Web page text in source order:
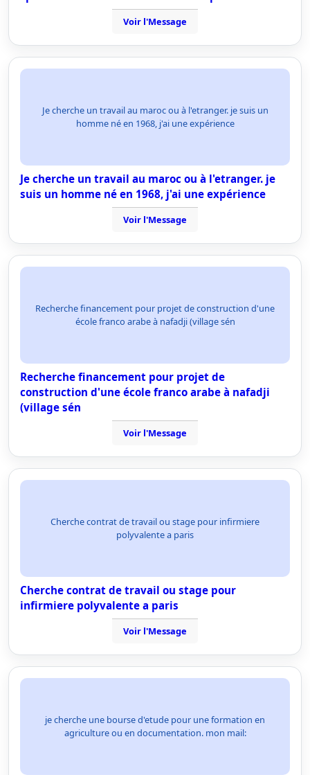
Voir l'Message
Je cherche un travail au maroc ou à l'etranger. je suis un
homme né en 1968, j'ai une expérience
Je cherche un travail au maroc ou à l'etranger. je
suis un homme né en 1968, j'ai une expérience
Voir l'Message
Recherche financement pour projet de construction d'une
école franco arabe à nafadji (village sén
Recherche financement pour projet de
construction d'une école franco arabe à nafadji
(village sén
Voir l'Message
Cherche contrat de travail ou stage pour infirmiere
polyvalente a paris
Cherche contrat de travail ou stage pour
infirmiere polyvalente a paris
Voir l'Message
je cherche une bourse d'etude pour une formation en
agriculture ou en documentation. mon mail: